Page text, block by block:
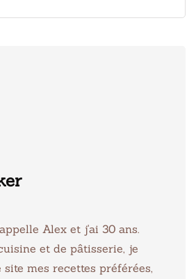
Alex et j'ai 30 ans.
et de pâtisserie, je
mes recettes préférées,